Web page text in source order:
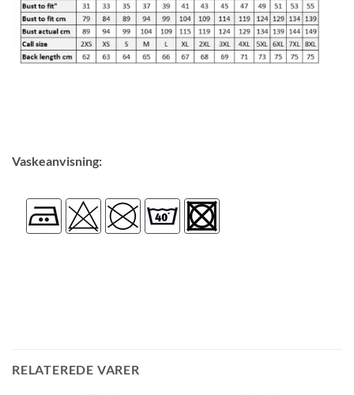
Vaskeanvisning:
RELATEREDE VARER